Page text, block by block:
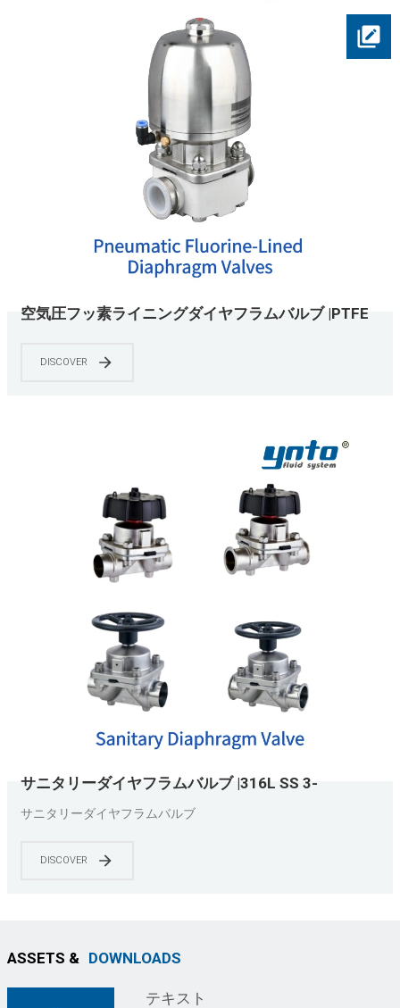
空気圧フッ素ライニングダイヤフラムバルブ |PTFE
レード |0-150 PSIの
DISCOVER
サニタリーダイヤフラムバルブ |316L SS 3-
A/EHEDG認証取得 |医薬品および食品グレード
サニタリーダイヤフラムバルブ
DISCOVER
ASSETS & DOWNLOADS
テキスト